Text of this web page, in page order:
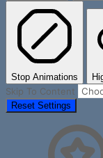
Stop Animations
Skip To Content
Reset Settings